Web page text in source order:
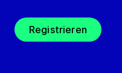
Registrieren